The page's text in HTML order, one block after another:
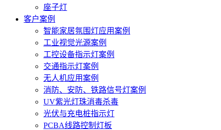
座子灯
客户案例
智能家居氛围灯应用案例
工业视觉光源案例
工控设备指示灯案例
交通指示灯案例
无人机应用案例
消防、安防、铁路信号灯案例
UV紫光灯珠消毒杀毒
光伏与充电桩指示灯
PCBA线路控制灯板